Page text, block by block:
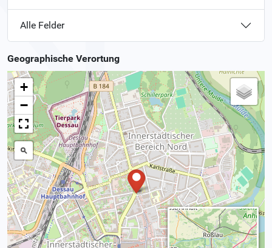
Alle Felder
Geographische Verortung
+
−